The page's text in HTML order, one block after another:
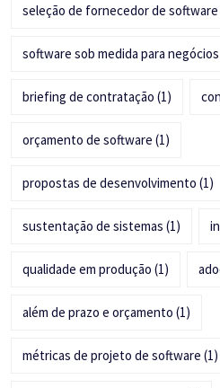
seleção de fornecedor de software
software sob medida para negócios
briefing de contratação (1)
orçamento de software (1)
propostas de desenvolvimento (1)
sustentação de sistemas (1)
qualidade em produção (1)
além de prazo e orçamento (1)
métricas de projeto de software (1)